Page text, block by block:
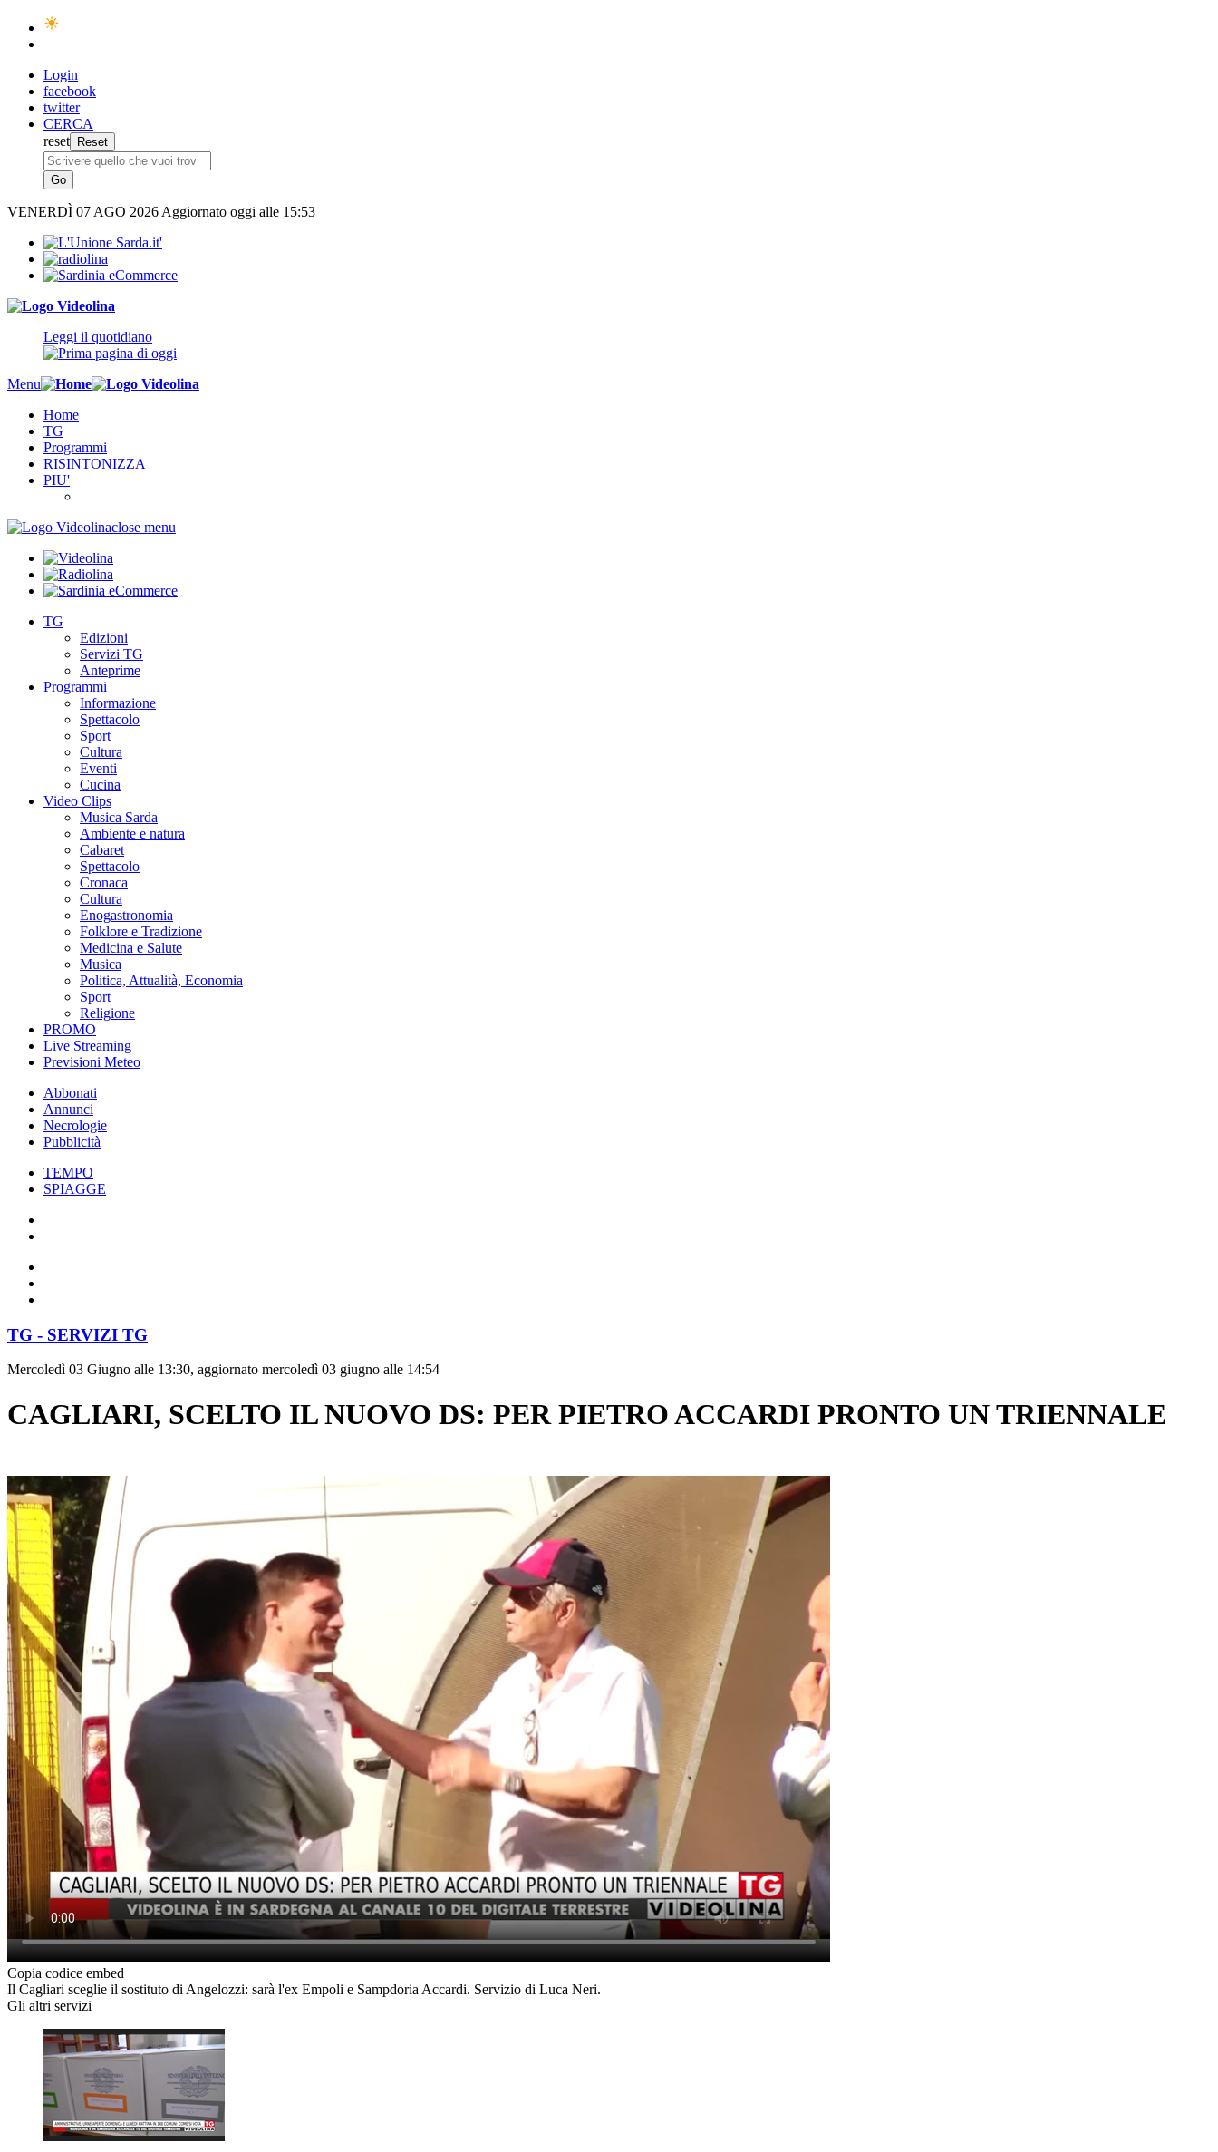
Login
facebook
twitter
CERCA
reset
VENERDÌ 07 AGO 2026 Aggiornato oggi alle 15:53
Leggi il quotidiano
Menu
Home
TG
Programmi
RISINTONIZZA
PIU'
close menu
TG
Edizioni
Servizi TG
Anteprime
Programmi
Informazione
Spettacolo
Sport
Cultura
Eventi
Cucina
Video Clips
Musica Sarda
Ambiente e natura
Cabaret
Spettacolo
Cronaca
Cultura
Enogastronomia
Folklore e Tradizione
Medicina e Salute
Musica
Politica, Attualità, Economia
Sport
Religione
PROMO
Live Streaming
Previsioni Meteo
Abbonati
Annunci
Necrologie
Pubblicità
TEMPO
SPIAGGE
TG - SERVIZI TG
Mercoledì 03 Giugno alle 13:30, aggiornato mercoledì 03 giugno alle 14:54
CAGLIARI, SCELTO IL NUOVO DS: PER PIETRO ACCARDI PRONTO UN TRIENNALE
Copia codice embed
Il Cagliari sceglie il sostituto di Angelozzi: sarà l'ex Empoli e Sampdoria Accardi. Servizio di Luca Neri.
Gli altri servizi